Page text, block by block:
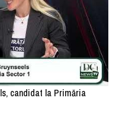
candidat la Primăria